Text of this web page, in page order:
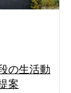
の生活動
案